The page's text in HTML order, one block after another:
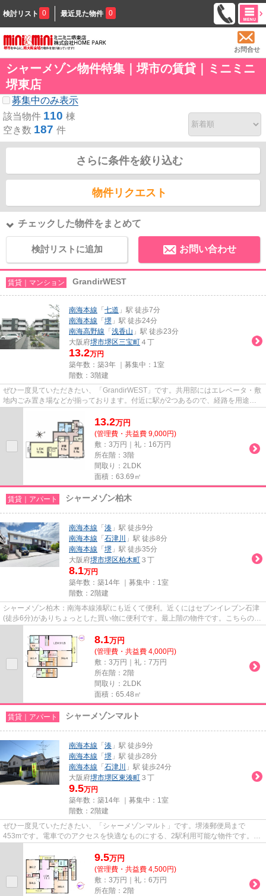
検討リスト 0 最近見た物件 0
お問合せ
シャーメゾン物件特集｜堺市の賃貸｜ミニミニ
堺東店
募集中のみ表示
該当物件 110 棟
空き数 187 件
さらに条件を絞り込む
物件リクエスト
チェックした物件をまとめて
検討リストに追加 お問い合わせ
賃貸｜マンション GrandirWEST
南海本線 「 七道 」駅 徒歩7分
南海本線 「 堺 」駅 徒歩24分
南海高野線 「 浅香山 」駅 徒歩23分
大阪府堺市堺区三宝町 ４丁
13.2万円
築年数：築3年 ｜募集中： 1室
階数：3階建
ぜひ一度見ていただきたい、「GrandirWEST」です。共用部にはエレベータ・敷
地内ごみ置き場などが揃っております。付近に駅が2つあるので、経路を用途や
13.2万円
(管理費・共益費 9,000円)
敷：3万円｜礼：16万円
所在階：3階
間取り：2LDK
面積：63.69㎡
賃貸｜アパート シャーメゾン柏木
南海本線 「 湊 」駅 徒歩9分
南海本線 「 石津川
」駅 徒歩8分
南海本線 「 堺 」駅 徒歩35分
大阪府堺市堺区柏木町 ３丁
8.1万円
築年数：築14年 ｜募集中： 1室
階数：2階建
シャーメゾン柏木：南海本線湊駅にも近くて便利。近くにはセブンイレブン石津
(徒歩6分)がありちょっとした買い物に便利です。最上階の物件です。こちらの物
8.1万円
(管理費・共益費 4,000円)
敷：3万円｜礼：7万円
所在階：2階
間取り：2LDK
面積：65.48㎡
賃貸｜アパート シャーメゾンマルト
南海本線 「 湊 」駅 徒歩9分
南海本線 「 堺 」駅 徒歩28分
南海本線 「 石津川
」駅 徒歩24分
大阪府堺市堺区東湊町 ３丁
9.5万円
築年数：築14年 ｜募集中： 1室
階数：2階建
ぜひ一度見ていただきたい、「シャーメゾンマルト」です。堺湊郵便局まで
453mです。電車でのアクセスを快適なものにする、2駅利用可能な物件です。徒
9.5万円
(管理費・共益費 4,500円)
敷：3万円｜礼：6万円
所在階：2階